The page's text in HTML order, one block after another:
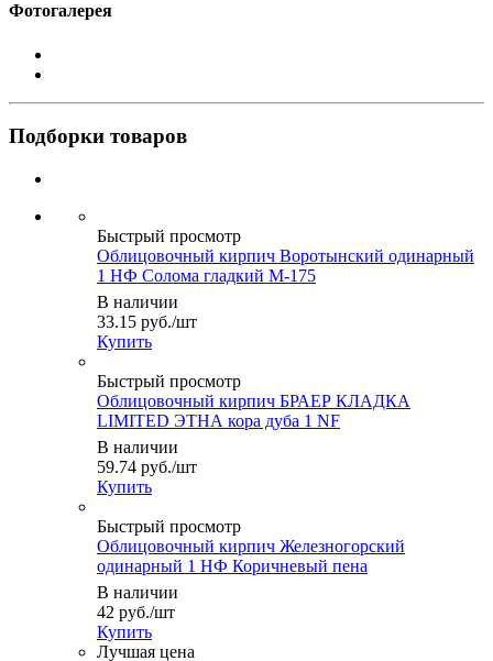
Фотогалерея
Подборки товаров
Быстрый просмотр
Облицовочный кирпич Воротынский одинарный
1 НФ Солома гладкий М-175
В наличии
33.15 руб./шт
Купить
Быстрый просмотр
Облицовочный кирпич БРАЕР КЛАДКА
LIMITED ЭТНА кора дуба 1 NF
В наличии
59.74 руб./шт
Купить
Быстрый просмотр
Облицовочный кирпич Железногорский
одинарный 1 НФ Коричневый пена
В наличии
42 руб./шт
Купить